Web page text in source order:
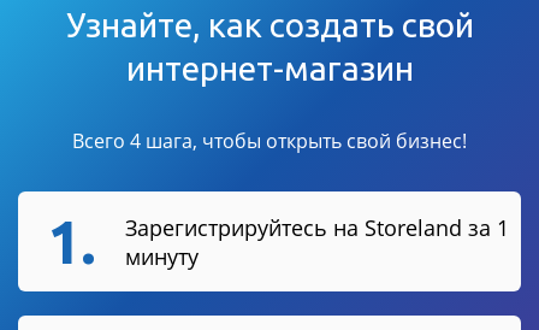
Узнайте, как создать свой
интернет-магазин
Всего 4 шага, чтобы открыть свой бизнес!
1.
Зарегистрируйтесь на Storeland за 1
минуту